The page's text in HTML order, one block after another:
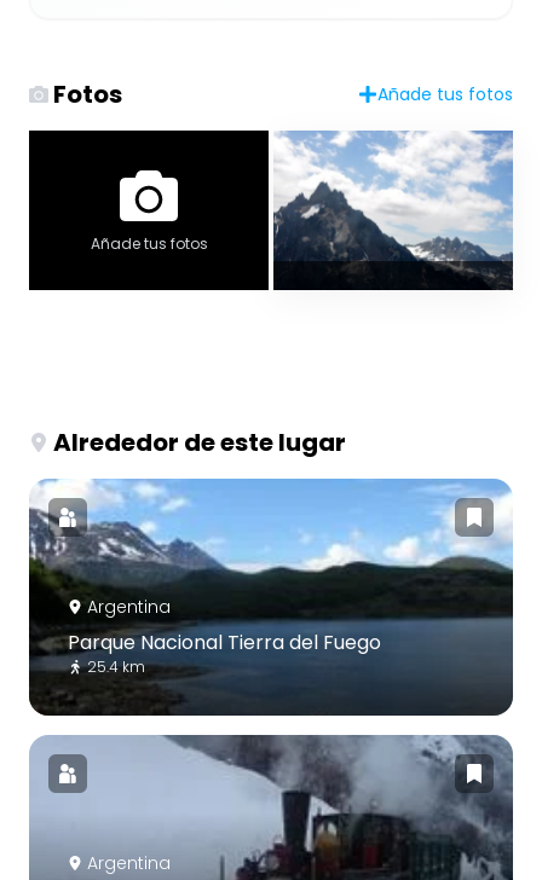
Fotos Añade tus fotos
Añade tus fotos
Alrededor de este lugar
Argentina
Parque Nacional Tierra del Fuego
25.4 km
Argentina